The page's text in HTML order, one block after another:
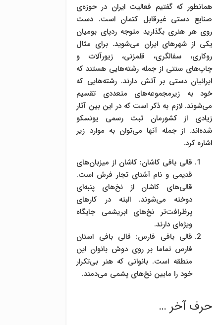
همانطور که گفتیم فعالیت ایران در حوزه‌ی
صنایع دستی غیرقابل کتمان است. دست
روی هر هنری بگذارید متوجه ردپای بومیان
یکی از شهرهای ایران می‌شوید. برای مثال
روکاری، سفالگری، قلمزنی، زیورآلات و
چاپ‌های سنتی از جمله رشته‌هایی هستند که
ایرانیان دستی بر آتش دارند. رشته‌هایی که
خود به زیرمجموعه‌های متعددی تقسیم
می‌شوند. لازم به ذکر است که در این بین آثار
زیادی از کشورمان ثبت رسمی یونسکو
شده‌اند. از جمله آنها می‌توان به موارد زیر
اشاره کرد.
قالی بافی کاشان: کاشان از میزبان‌های
قدیمی و نام آشنای تجار فرش است.
قالی‌های کاشان از نخ‌های پنبه‌ای
دوخته می‌شوند. البته در کارهای
پرظرافت‌تر نخ‌های ابریشمی جایگاه
ویژه‌ای دارند.
قالی بافی فارس: قالی بافی استان
فارس تماما بر روی دوش بانوان این
منطقه است. بانوانی که هنر بی‌تکرار
خود را مابین نخ‌های پشمی می‌دمند.
حرف آخر …